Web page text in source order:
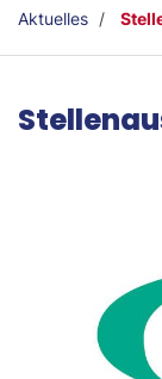
Aktuelles